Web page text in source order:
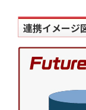
連携イメージ